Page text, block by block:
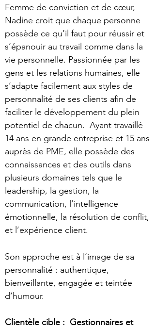
Femme de conviction et de cœur,
Nadine croit que chaque personne
possède ce qu’il faut pour réussir et
s’épanouir au travail comme dans la
vie personnelle. Passionnée par les
gens et les relations humaines, elle
s’adapte facilement aux styles de
personnalité de ses clients afin de
faciliter le développement du plein
potentiel de chacun. Ayant travaillé
14 ans en grande entreprise et 15 ans
auprès de PME, elle possède des
connaissances et des outils dans
plusieurs domaines tels que le
leadership, la gestion, la
communication, l’intelligence
émotionnelle, la résolution de conflit,
et l’expérience client.
Son approche est à l’image de sa
personnalité : authentique,
bienveillante, engagée et teintée
d’humour.
Clientèle cible : Gestionnaires et